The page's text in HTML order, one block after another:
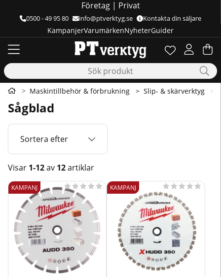
Företag| Privat
0500 - 49 95 80 info@ptverktyg.se Kontakta din säljare
Önskelista
Antal i
. .
KampanjerVarumärkenNyheterGuider
Maskintillbehör & förbrukning Slip- & skärverktyg
Sågblad
Sortera efter
Visar 1-12av 12artiklar
Produkter
KAMPANJ      KAMPANJ     